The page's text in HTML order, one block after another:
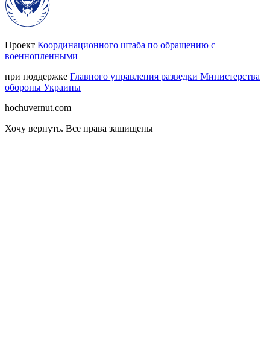
Проект Координационного штаба по обращению с
военнопленными
при поддержке Главного управления разведки Министерства
обороны Украины
hochuvernut.com
Хочу вернуть. Все права защищены